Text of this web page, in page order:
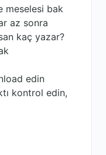
meselesi bak
az sonra
kaç yazar?
edin
kontrol edin,